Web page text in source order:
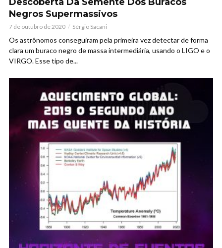
Negros Supermassivos
7 de outubro de 2020 Sérgio Sacani
Os astrônomos conseguiram pela primeira vez detectar de forma
clara um buraco negro de massa intermediária, usando o LIGO e o
VIRGO. Esse tipo de...